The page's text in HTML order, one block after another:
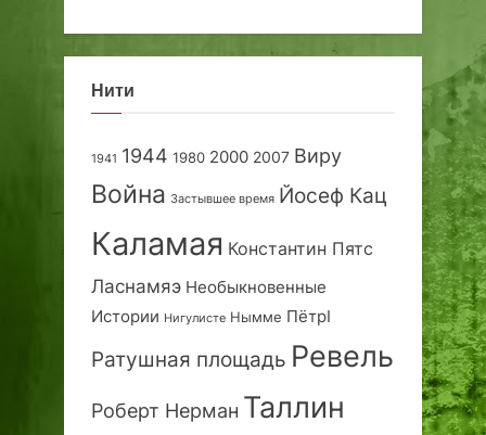
Нити
1941 1944 1980 2000 2007 Виру
Война Застывшее время Йосеф Кац
Каламая Константин Пятс
Ласнамяэ Необыкновенные
Истории Нигулисте Нымме ПётрI
Ратушная площадь Ревель
Роберт Нерман Таллин